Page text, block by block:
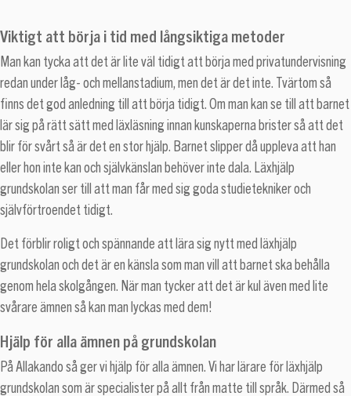
Viktigt att börja i tid med långsiktiga metoder
Man kan tycka att det är lite väl tidigt att börja med privatundervisning
redan under låg- och mellanstadium, men det är det inte. Tvärtom så
finns det god anledning till att börja tidigt. Om man kan se till att barnet
lär sig på rätt sätt med läxläsning innan kunskaperna brister så att det
blir för svårt så är det en stor hjälp. Barnet slipper då uppleva att han
eller hon inte kan och självkänslan behöver inte dala. Läxhjälp
grundskolan ser till att man får med sig goda studietekniker och
självförtroendet tidigt.
Det förblir roligt och spännande att lära sig nytt med läxhjälp
grundskolan och det är en känsla som man vill att barnet ska behålla
genom hela skolgången. När man tycker att det är kul även med lite
svårare ämnen så kan man lyckas med dem!
Hjälp för alla ämnen på grundskolan
På Allakando så ger vi hjälp för alla ämnen. Vi har lärare för läxhjälp
grundskolan som är specialister på allt från matte till språk. Därmed så